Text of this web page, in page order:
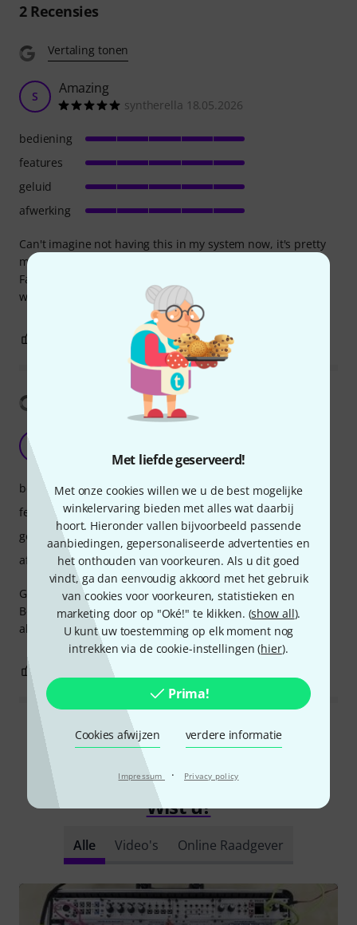
Met liefde geserveerd!
Met onze cookies willen we u de best mogelijke
winkelervaring bieden met alles wat daarbij
hoort. Hieronder vallen bijvoorbeeld passende
aanbiedingen, gepersonaliseerde advertenties en
het onthouden van voorkeuren. Als u dit goed
vindt, ga dan eenvoudig akkoord met het gebruik
van cookies voor voorkeuren, statistieken en
marketing door op "Oké!" te klikken. (show all).
U kunt uw toestemming op elk moment nog
intrekken via de cookie-instellingen (hier).
Prima!
Cookies afwijzen verdere informatie
Impressum · Privacy policy
2Recensies
Vertaling tonen
S Amazing
syntherella 18.05.2026
Can't imagine not having this in my system now, it's pretty
much always in use .
Fantastic instrument for sculpting sounds. Works amazing
when fed back on itself ;)
bediening
features
geluid
afwerking
EVALUATIE MELDEN
R
r4ar 19.03.2026
Great sound.
Box arrived a bit squashed so wasn't particularly happy
about that, but great machine. Classic Buchla sound.
bediening
features
geluid
afwerking
Alle waarderingen lezen
Wist u?
Alle Video's Online Raadgever